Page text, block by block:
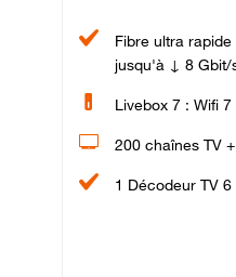
Fibre ultra rapide
jusqu'à ↓ 8
Livebox 7 : Wifi
200 chaînes TV +
1 Décodeur TV 6